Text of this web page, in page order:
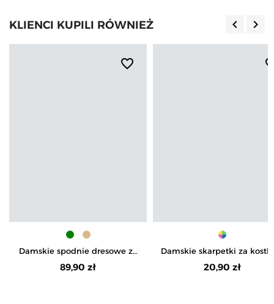
KLIENCI KUPILI RÓWNIEŻ keyboard_arrow_left keyboard_arrow_right
favorite_border
Damskie spodnie dresowe ze
zwężaną nogawką
89,90 zł
Damskie skarpetki za
wiskozy bambusowej z
haftem 3-pak
20,90 zł